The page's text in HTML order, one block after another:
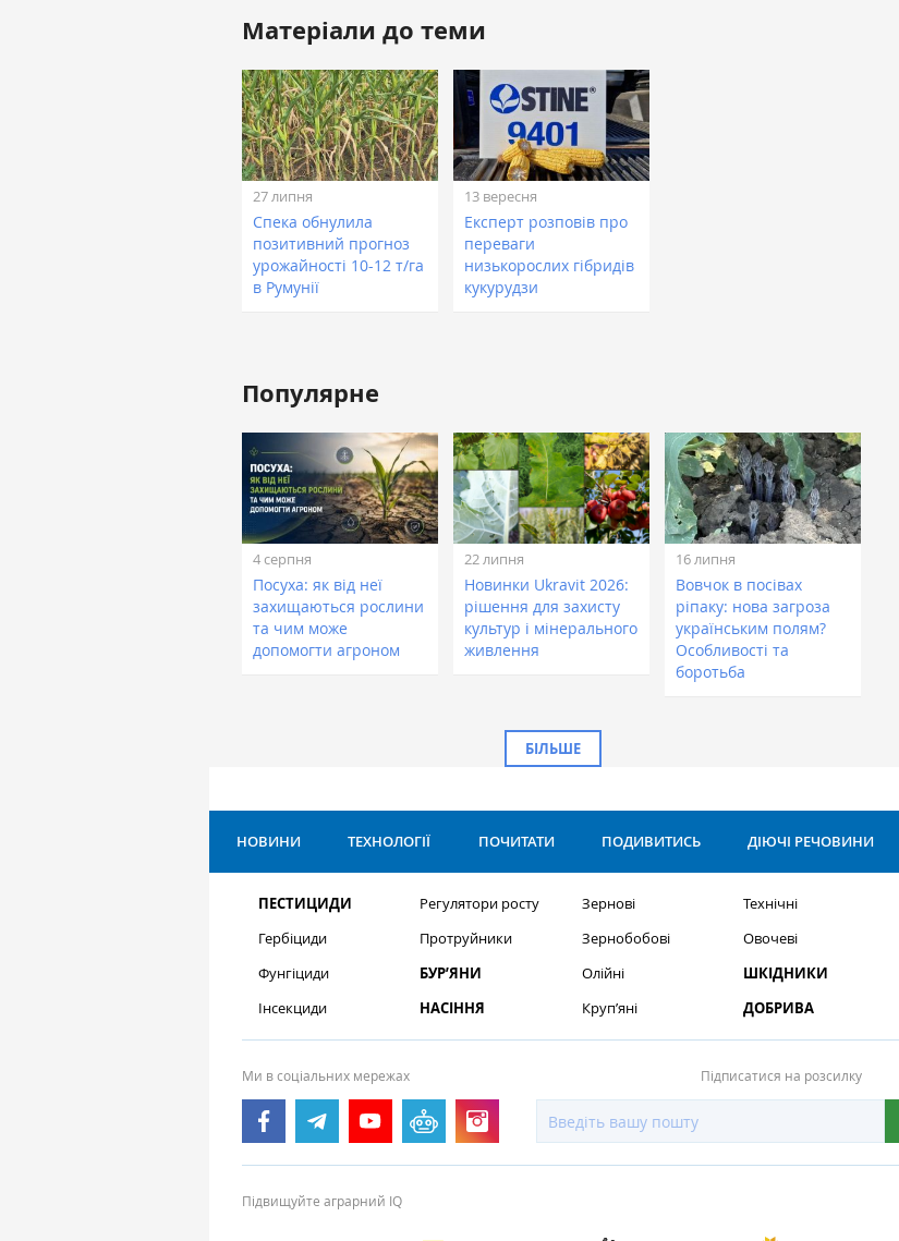
Матеріали до теми
27 липня
Спека обнулила
позитивний прогноз
урожайності 10-12 т/га
в Румунії
13 вересня
Експерт розповів про
переваги
низькорослих гібридів
кукурудзи
Популярне
4 серпня
Посуха: як від неї
захищаються рослини
та чим може
допомогти агроном
22 липня
Новинки Ukravit 2026:
рішення для захисту
культур і мінерального
живлення
16 липня
Вовчок в посівах
ріпаку: нова загроза
українським полям?
Особливості та
боротьба
БІЛЬШЕ
НОВИНИ ТЕХНОЛОГІЇ ПОЧИТАТИ ПОДИВИТИСЬ ДІЮЧІ РЕЧОВИНИ
ПЕСТИЦИДИ
Гербіциди
Фунгіциди
Інсекциди
Регулятори росту
Протруйники
БУР’ЯНИ
НАСІННЯ
Зернові
Зернобобові
Олійні
Круп’яні
Технічні
Овочеві
ШКІДНИКИ
ДОБРИВА
Ми в соціальних мережах Підписатися на розсилку
Підвищуйте аграрний IQ